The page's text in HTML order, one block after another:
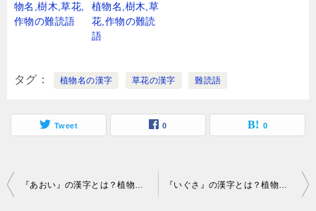
物名,樹木,草花,
作物の難読語
植物名,樹木,草
花,作物の難読
語
タグ 植物名の漢字 草花の漢字 難読語
Tweet 0 0
投
『あおい』の漢字とは？植物名,樹木,草花,作物の難読語 『いぐさ』の漢字とは？植物名,樹木,草花,作物の難読語